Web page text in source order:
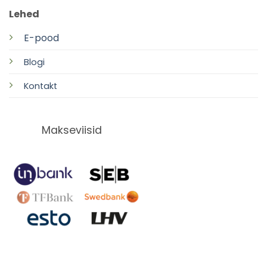
Lehed
E-pood
Blogi
Kontakt
Makseviisid